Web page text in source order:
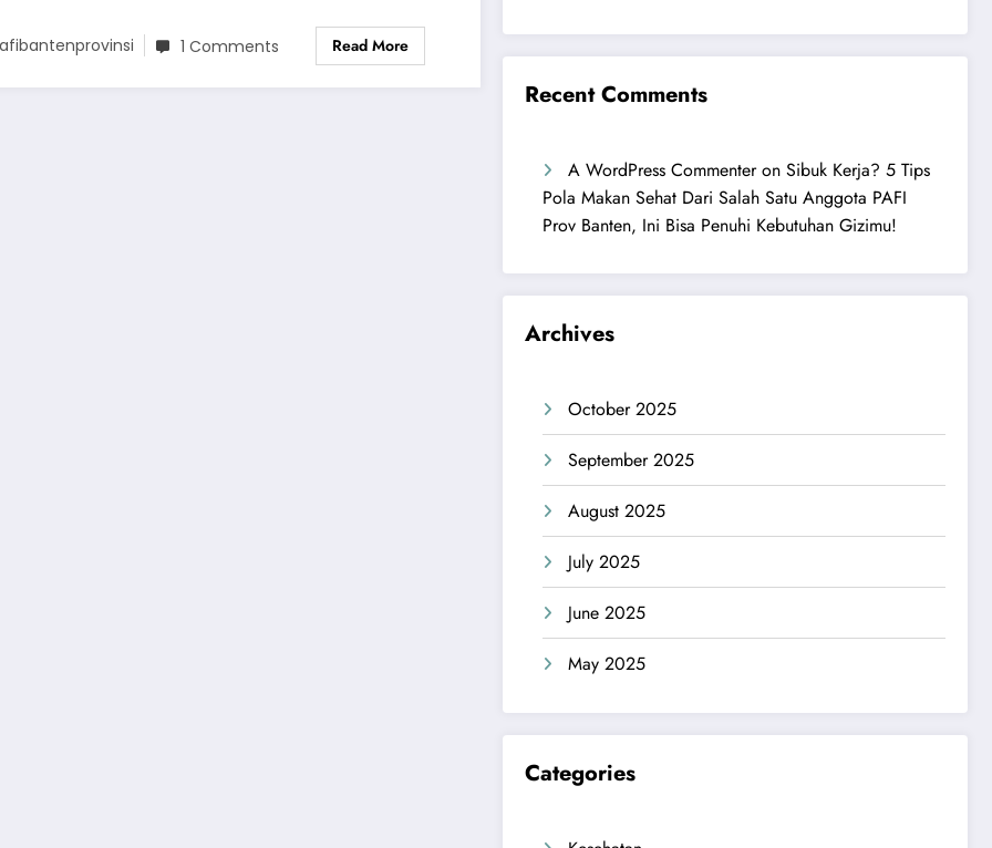
1 Comments Read More
Recent Comments
A WordPress CommenteronSibuk Kerja? 5 Tips
Pola Makan Sehat Dari Salah Satu Anggota PAFI
Prov Banten, Ini Bisa Penuhi Kebutuhan Gizimu!
Archives
October 2025
September 2025
August 2025
July 2025
June 2025
May 2025
Categories